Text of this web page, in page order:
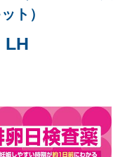
ト）
LH